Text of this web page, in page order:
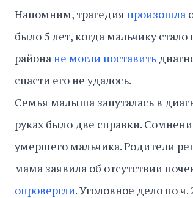
Напомним, трагедия произошла
было 5 лет, когда мальчику
района не могли поставить
спасти его не удалось.
Семья малыша запуталась в
руках было две справки.
умершего мальчика. Родители
мама заявила об отсутствии
опровергли. Уголовное дело по